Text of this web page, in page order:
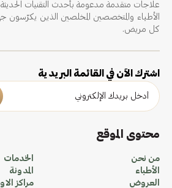
علاجات متقدمة مدعومة بأحدث التقنيات
الأطباء والمتخصصين المخلصين الذين
كل مريض.
اشترك الآن في القائمة البريدية
محتوى الموقع
من نحن
الأطباء
العروض
الخدمات
المدونة
مراكز